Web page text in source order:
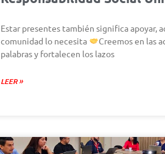
Estar presentes también significa apoyar,
comunidad lo necesita
Creemos en las
palabras y fortalecen los lazos
LEER »